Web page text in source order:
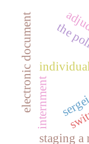
staging a
electronic document the
internment